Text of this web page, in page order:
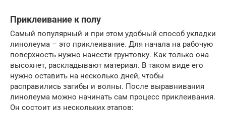
Приклеивание к полу
Самый популярный и при этом удобный способ укладки
линолеума – это приклеивание. Для начала на рабочую
поверхность нужно нанести грунтовку. Как только она
высохнет, раскладывают материал. В таком виде его
нужно оставить на несколько дней, чтобы
расправились загибы и волны. После выравнивания
линолеума можно начинать сам процесс приклеивания.
Он состоит из нескольких этапов: